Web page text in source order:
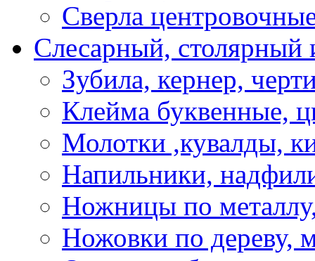
Сверла
Слесарный, столярный
Зубила, кернер,
Клейма буквенные,
Молотки ,кувалды,
Напильники,
Ножницы по
Ножовки по дереву,